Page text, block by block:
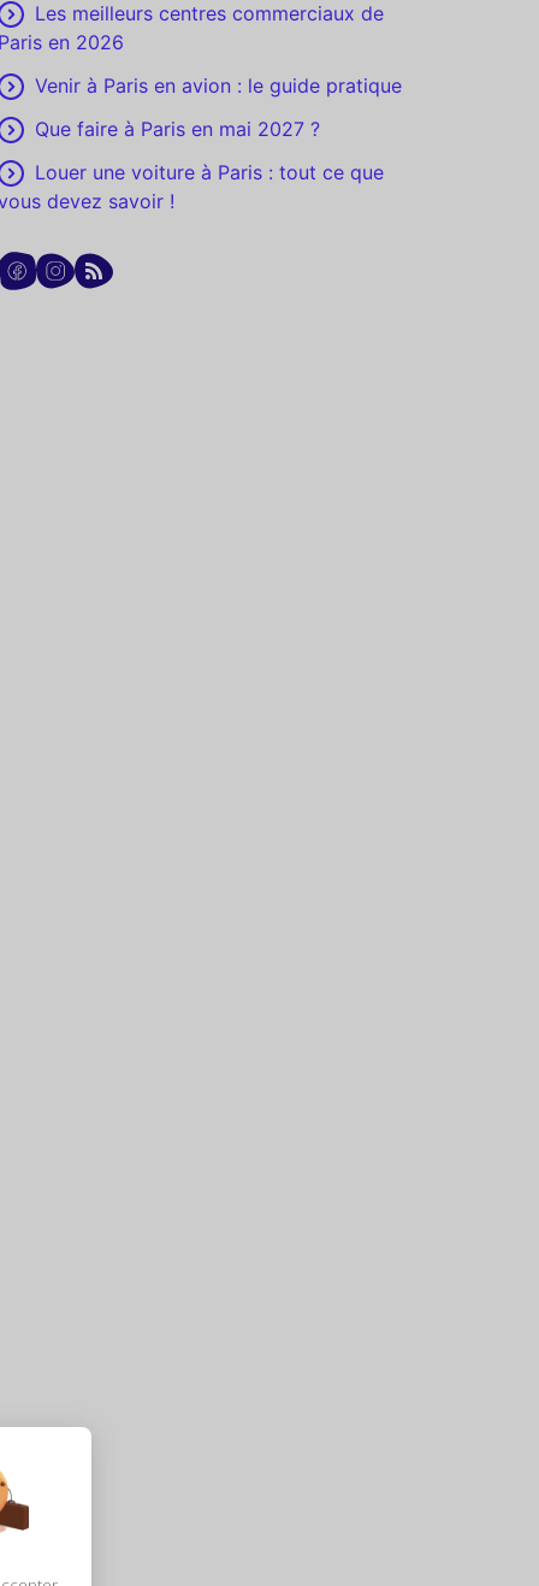
Les meilleurs centres commerciaux de
en 2026
Venir à Paris en avion : le guide pratique
Que faire à Paris en mai 2027 ?
Louer une voiture à Paris : tout ce que
devez savoir !